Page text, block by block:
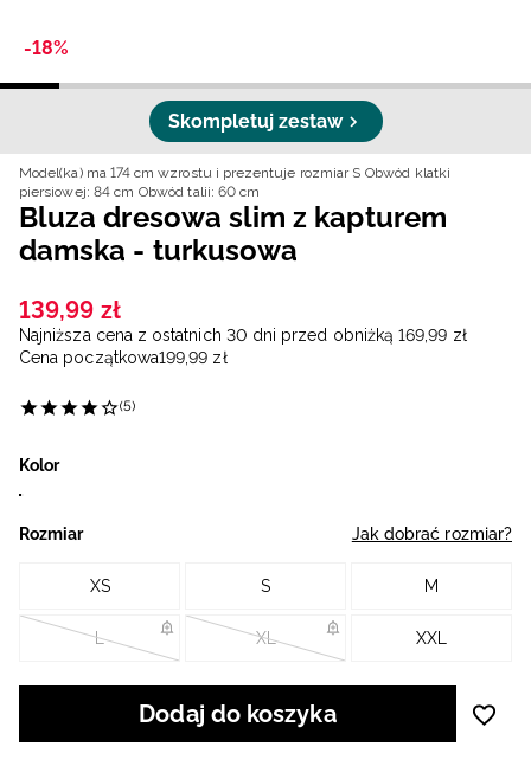
-18%
Skompletuj zestaw
Model(ka) ma 174 cm wzrostu i prezentuje rozmiar S Obwód klatki
piersiowej: 84 cm Obwód talii: 60 cm
Bluza dresowa slim z kapturem
damska - turkusowa
139,99 zł
Najniższa cena z ostatnich 30 dni przed obniżką 169,99 zł
Cena początkowa199,99 zł
(5)
Kolor
Rozmiar Jak dobrać rozmiar?
XS S M
L XL XXL
Dodaj do koszyka